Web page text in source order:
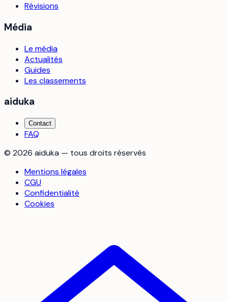
Révisions
Média
Le média
Actualités
Guides
Les classements
aiduka
Contact
FAQ
© 2026 aiduka — tous droits réservés
Mentions légales
CGU
Confidentialité
Cookies